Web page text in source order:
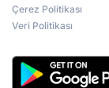
Çerez Politikası
Veri Politikası